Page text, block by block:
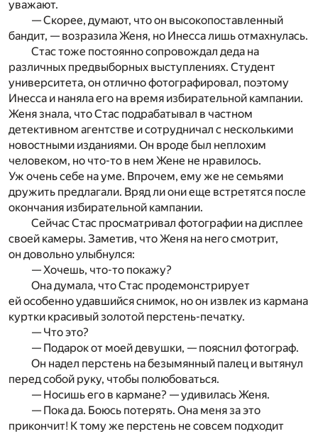
уважают.
— Скорее, думают, что он высокопоставленный
бандит, — возразила Женя, но Инесса лишь отмахнулась.
Стас тоже постоянно сопровождал деда на
различных предвыборных выступлениях. Студент
университета, он отлично фотографировал, поэтому
Инесса и наняла его на время избирательной кампании.
Женя знала, что Стас подрабатывал в частном
детективном агентстве и сотрудничал с несколькими
новостными изданиями. Он вроде был неплохим
человеком, но что-то в нем Жене не нравилось.
Уж очень себе на уме. Впрочем, ему же не семьями
дружить предлагали. Вряд ли они еще встретятся после
окончания избирательной кампании.
Сейчас Стас просматривал фотографии на дисплее
своей камеры. Заметив, что Женя на него смотрит,
он довольно улыбнулся:
— Хочешь, что-то покажу?
Она думала, что Стас продемонстрирует
ей особенно удавшийся снимок, но он извлек из кармана
куртки красивый золотой перстень-печатку.
— Что это?
— Подарок от моей девушки, — пояснил фотограф.
Он надел перстень на безымянный палец и вытянул
перед собой руку, чтобы полюбоваться.
— Носишь его в кармане? — удивилась Женя.
— Пока да. Боюсь потерять. Она меня за это
прикончит! К тому же перстень не совсем подходит